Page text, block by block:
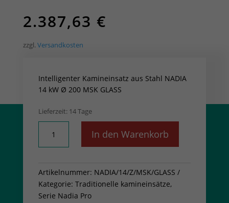
2.387,63 €
zzgl. Versandkosten
Intelligenter Kamineinsatz aus Stahl NADIA
14 kW Ø 200 MSK GLASS
Lieferzeit: 14 Tage
Kamineinsatz
aus
NADIA
14
kW
In den Warenkorb
Artikelnummer: NADIA/14/Z/MSK/GLASS
Kategorie: Traditionelle kamineinsätze,
Serie Nadia Pro